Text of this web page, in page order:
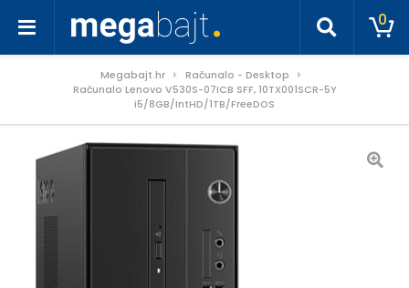
0
Megabajt.hr
Računalo - Desktop
Računalo Lenovo V530S-07ICB SFF, 10TX001SCR-5Y
i5/8GB/IntHD/1TB/FreeDOS